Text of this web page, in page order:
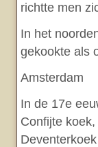
richtte men
In het
gekookte als
Amsterdam
In de 17e
Confijte